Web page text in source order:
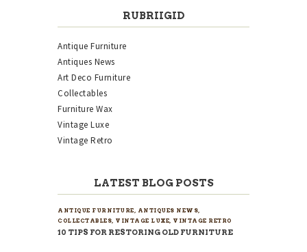
RUBRIIGID
Antique Furniture
Antiques News
Art Deco Furniture
Collectables
Furniture Wax
Vintage Luxe
Vintage Retro
LATEST BLOG POSTS
ANTIQUE FURNITURE, ANTIQUES NEWS,
COLLECTABLES, VINTAGE LUXE, VINTAGE RETRO
10 TIPS FOR RESTORING OLD FURNITURE